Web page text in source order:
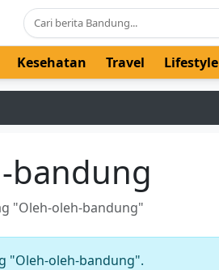
Kesehatan Travel Lifestyle
bandung
"Oleh-oleh-bandung"
"Oleh-oleh-bandung".